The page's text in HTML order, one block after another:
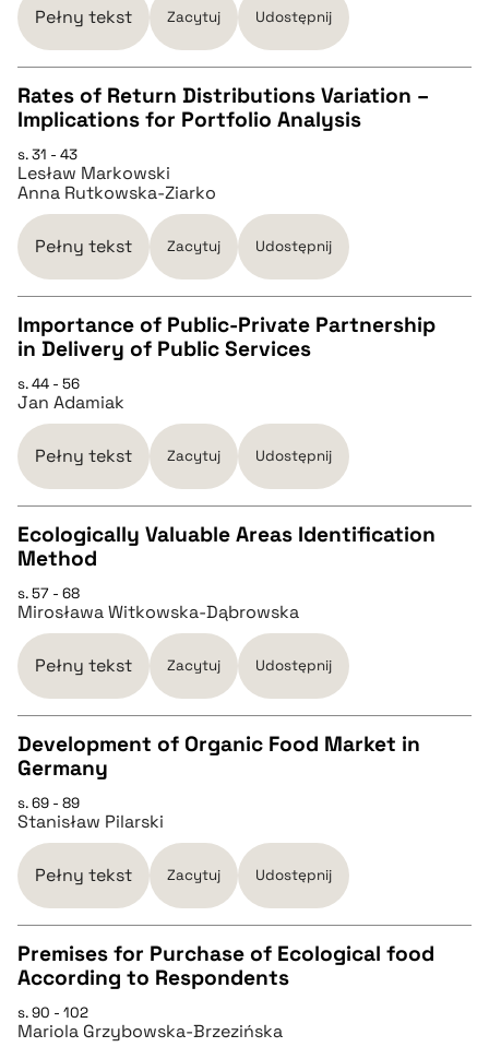
BIBTEX
pobierz cytat
Pełny tekst Zacytuj Udostępnij
CZYSTY TEKST
pobierz cytat
pobierz cytat
Rates of Return Distributions Variation –
Implications for Portfolio Analysis
s. 31 - 43
Lesław Markowski
Anna Rutkowska-Ziarko
Pełny tekst Zacytuj Udostępnij
CZYSTY TEKST
pobierz cytat
BIBTEX
pobierz cytat
Importance of Public-Private Partnership
in Delivery of Public Services
s. 44 - 56
Jan Adamiak
Pełny tekst Zacytuj Udostępnij
pobierz cytat
BIBTEX
pobierz cytat
Ecologically Valuable Areas Identification
Method
s. 57 - 68
Mirosława Witkowska-Dąbrowska
Pełny tekst Zacytuj Udostępnij
CZYSTY TEKST
pobierz cytat
BIBTEX
pobierz cytat
Development of Organic Food Market in
Germany
s. 69 - 89
Stanisław Pilarski
Pełny tekst Zacytuj Udostępnij
CZYSTY TEKST
Premises for Purchase of Ecological food
According to Respondents
s. 90 - 102
Mariola Grzybowska-Brzezińska